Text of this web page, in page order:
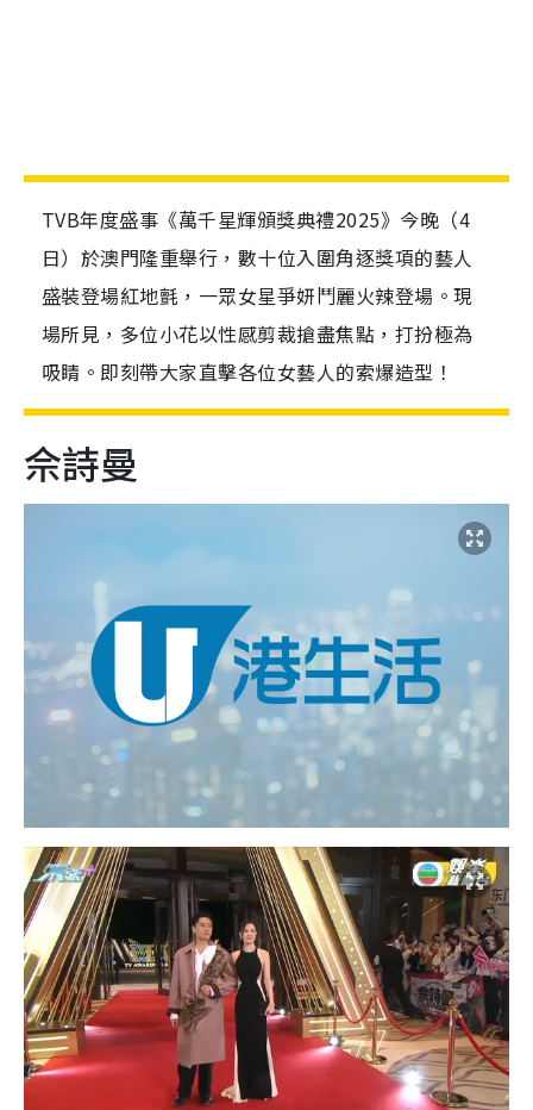
TVB年度盛事《萬千星輝頒獎典禮2025》今晚（4
日）於澳門隆重舉行，數十位入圍角逐獎項的藝人
盛裝登場紅地氈，一眾女星爭妍鬥麗火辣登場。現
場所見，多位小花以性感剪裁搶盡焦點，打扮極為
吸睛。即刻帶大家直擊各位女藝人的索爆造型！
佘詩曼